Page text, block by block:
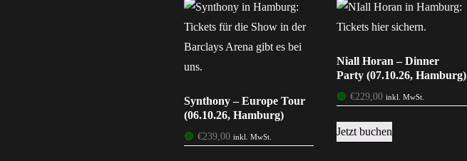
Synthony – Europe Tour
(06.10.26, Hamburg)
🟢 €239,00 inkl. MwSt.
Niall Horan – Dinner
Party (07.10.26, Hamburg)
🟢 €229,00 inkl. MwSt.
Jetzt buchen